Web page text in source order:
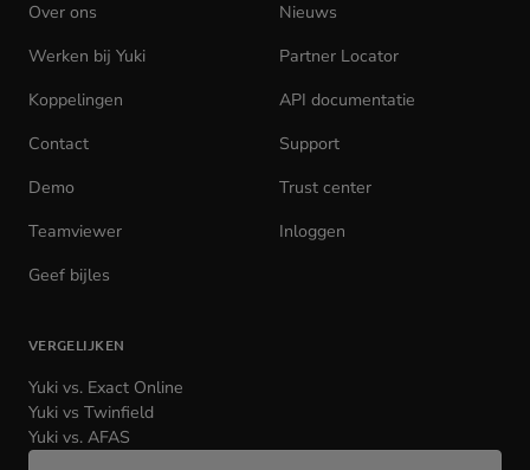
Over ons
Nieuws
Werken bij Yuki
Partner Locator
Koppelingen
API documentatie
Contact
Support
Demo
Trust center
Teamviewer
Inloggen
Geef bijles
VERGELIJKEN
Yuki vs. Exact Online
Yuki vs Twinfield
Yuki vs. AFAS